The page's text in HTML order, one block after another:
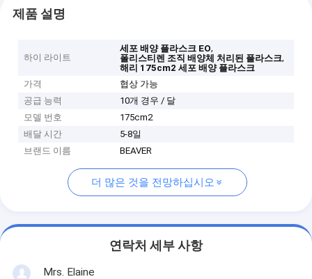
제품 설명
하이 라이트
세포 배양 플라스크 EO,
폴리스티렌 조직 배양체 처리된 플라스크,
해리 175cm2 세포 배양 플라스크
가격
협상 가능
공급 능력
10개 경우 / 달
모델 번호
175cm2
배달 시간
5-8일
브랜드 이름
BEAVER
더 많은 것을 전망하십시오
연락처 세부 사항
Mrs. Elaine